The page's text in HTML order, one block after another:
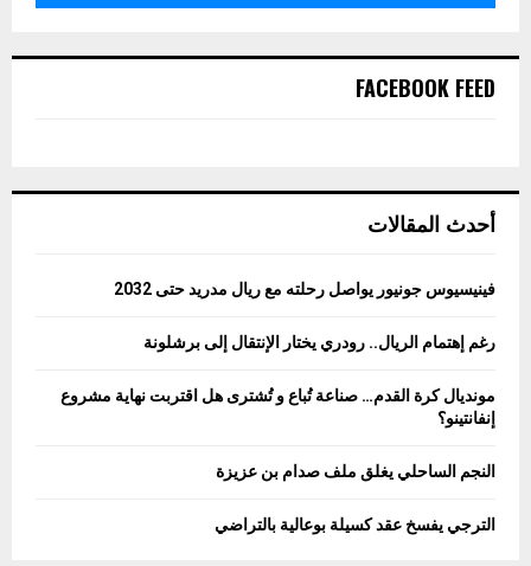
FACEBOOK FEED
أحدث المقالات
فينيسيوس جونيور يواصل رحلته مع ريال مدريد حتى 2032
رغم إهتمام الريال.. رودري يختار الإنتقال إلى برشلونة
مونديال كرة القدم… صناعة تُباع و تُشترى هل اقتربت نهاية مشروع
إنفانتينو؟
النجم الساحلي يغلق ملف صدام بن عزيزة
الترجي يفسخ عقد كسيلة بوعالية بالتراضي